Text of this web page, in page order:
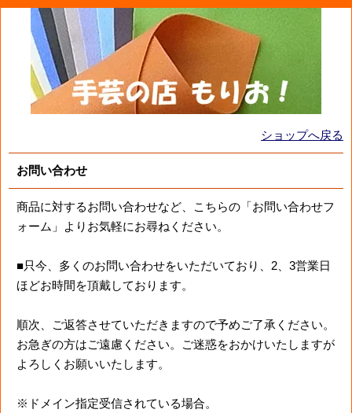
ショップへ戻る
お問い合わせ
商品に対するお問い合わせなど、こちらの「お問い合わせフ
ォーム」よりお気軽にお尋ねください。
■只今、多くのお問い合わせをいただいており、2、3営業日
ほどお時間を頂戴しております。
順次、ご返答させていただきますので予めご了承ください。
お急ぎの方はご遠慮ください。ご迷惑をおかけいたしますが
よろしくお願いいたします。
※ドメイン指定受信されている場合。